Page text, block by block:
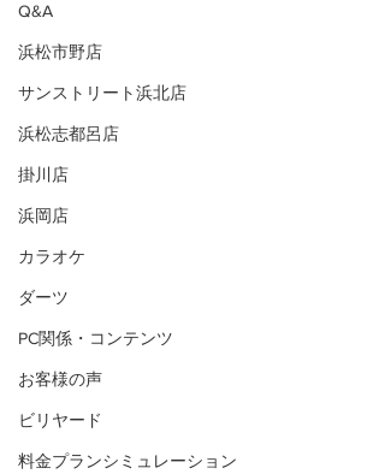
Q&A
浜松市野店
サンストリート浜北店
浜松志都呂店
掛川店
浜岡店
カラオケ
ダーツ
PC関係・コンテンツ
お客様の声
ビリヤード
料金プランシミュレーション